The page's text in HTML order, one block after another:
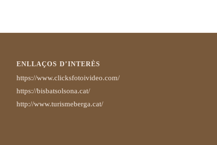
ENLLAÇOS D’INTERÈS
https://www.clicksfotoivideo.com/
https://bisbatsolsona.cat/
http://www.turismeberga.cat/